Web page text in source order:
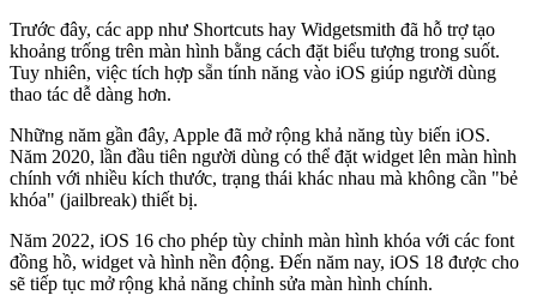
Trước đây, các app như Shortcuts hay Widgetsmith đã hỗ trợ tạo
khoảng trống trên màn hình bằng cách đặt biểu tượng trong suốt.
Tuy nhiên, việc tích hợp sẵn tính năng vào iOS giúp người dùng
thao tác dễ dàng hơn.
Những năm gần đây, Apple đã mở rộng khả năng tùy biến iOS.
Năm 2020, lần đầu tiên người dùng có thể đặt widget lên màn hình
chính với nhiều kích thước, trạng thái khác nhau mà không cần "bẻ
khóa" (jailbreak) thiết bị.
Năm 2022, iOS 16 cho phép tùy chỉnh màn hình khóa với các font
đồng hồ, widget và hình nền động. Đến năm nay, iOS 18 được cho
sẽ tiếp tục mở rộng khả năng chỉnh sửa màn hình chính.